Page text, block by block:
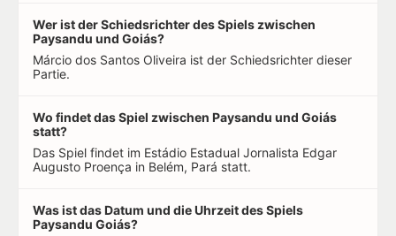
Wer ist der Schiedsrichter des Spiels zwischen
Paysandu und Goiás?
Márcio dos Santos Oliveira ist der Schiedsrichter dieser
Partie.
Wo findet das Spiel zwischen Paysandu und Goiás
statt?
Das Spiel findet im Estádio Estadual Jornalista Edgar
Augusto Proença in Belém, Pará statt.
Was ist das Datum und die Uhrzeit des Spiels
Paysandu Goiás?